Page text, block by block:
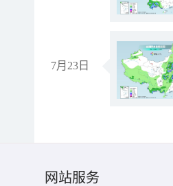
7月23日
网站服务